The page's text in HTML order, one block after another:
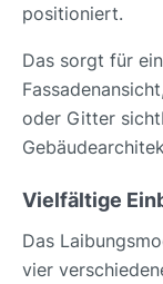
positioniert.
Das sorgt für
oder Gitter
Vielfältige
Das
vier